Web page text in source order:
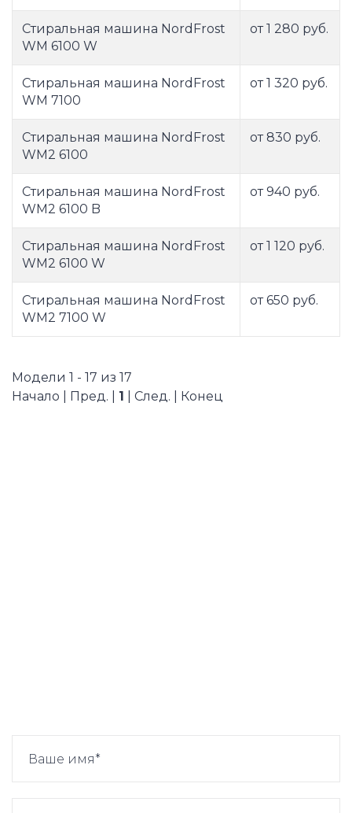
Стиральная машина NordFrost
WM 6100 W
от 1 280 руб.
Стиральная машина NordFrost
WM 7100
от 1 320 руб.
Стиральная машина NordFrost
WM2 6100
от 830 руб.
Стиральная машина NordFrost
WM2 6100 B
от 940 руб.
Стиральная машина NordFrost
WM2 6100 W
от 1 120 руб.
Стиральная машина NordFrost
WM2 7100 W
от 650 руб.
Модели 1 - 17 из 17
Начало | Пред. | 1 | След. | Конец